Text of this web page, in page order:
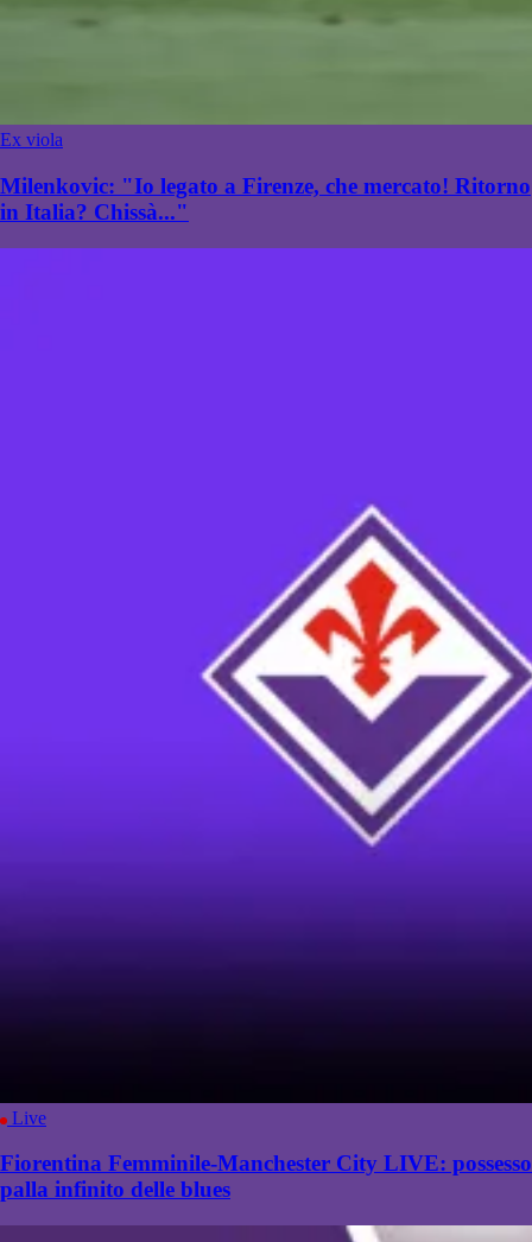
Ex viola
Milenkovic: "Io legato a Firenze, che mercato! Ritorno
in Italia? Chissà..."
Live
Fiorentina Femminile-Manchester City LIVE: possesso
palla infinito delle blues